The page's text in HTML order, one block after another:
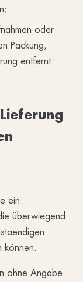
oder
Packung,
entfernt
ein
überwiegend
können.
ohne Angabe